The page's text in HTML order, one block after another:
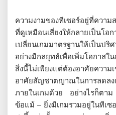
ความงามของทีเซอร์อยู่ที่ความ
ที่ดูเหมือนเสี่ยงให้กลายเป็นโอ
เปลี่ยนเกมมาตรฐานให้เป็น
อย่างมีกลยุทธ์เพื่อเพิ่มโอกาสใ
สิ่งนี้ไม่เพียงแต่ต้องอาศัยความ
อาศัยสัญชาตญาณในการลดลง
ภายในเกมด้วย อย่างไรก็ตา
ข้อแม้ – ยิ่งมีเกมรวมอยู่ในทีเซ